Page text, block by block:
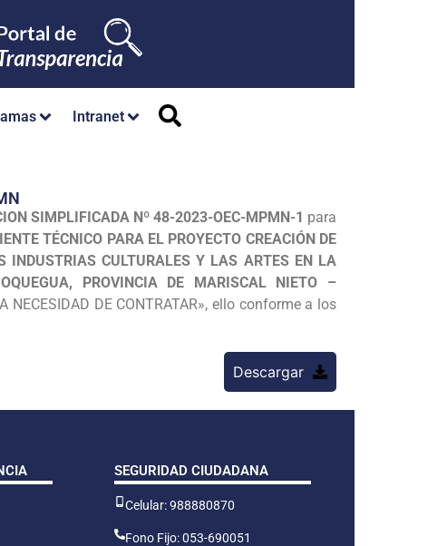
Intranet
SIMPLIFICADA Nº 48-2023-OEC-MPMN-1 para
TÉCNICO PARA EL PROYECTO CREACIÓN DE
INDUSTRIAS CULTURALES Y LAS ARTES EN LA
PROVINCIA DE MARISCAL NIETO –
NECESIDAD DE CONTRATAR», ello conforme a los
Descargar
SEGURIDAD CIUDADANA
Celular: 988880870
Fono Fijo: 053-690051